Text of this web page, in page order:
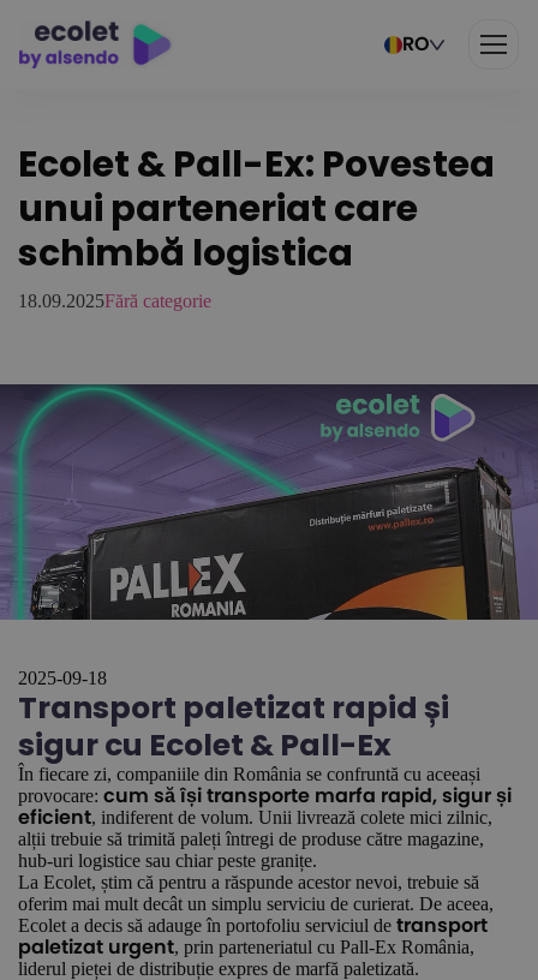
RO
Ecolet & Pall-Ex: Povestea
unui parteneriat care
schimbă logistica
18.09.2025Fără categorie
2025-09-18
Transport paletizat rapid și
sigur cu Ecolet & Pall-Ex
În fiecare zi, companiile din România se confruntă cu aceeași
provocare: cum să își transporte marfa rapid, sigur și
eficient, indiferent de volum. Unii livrează colete mici zilnic,
alții trebuie să trimită paleți întregi de produse către magazine,
hub-uri logistice sau chiar peste granițe.
La Ecolet, știm că pentru a răspunde acestor nevoi, trebuie să
oferim mai mult decât un simplu serviciu de curierat. De aceea,
Ecolet a decis să adauge în portofoliu serviciul de transport
paletizat urgent, prin parteneriatul cu Pall-Ex România,
liderul pieței de distribuție expres de marfă paletizată.